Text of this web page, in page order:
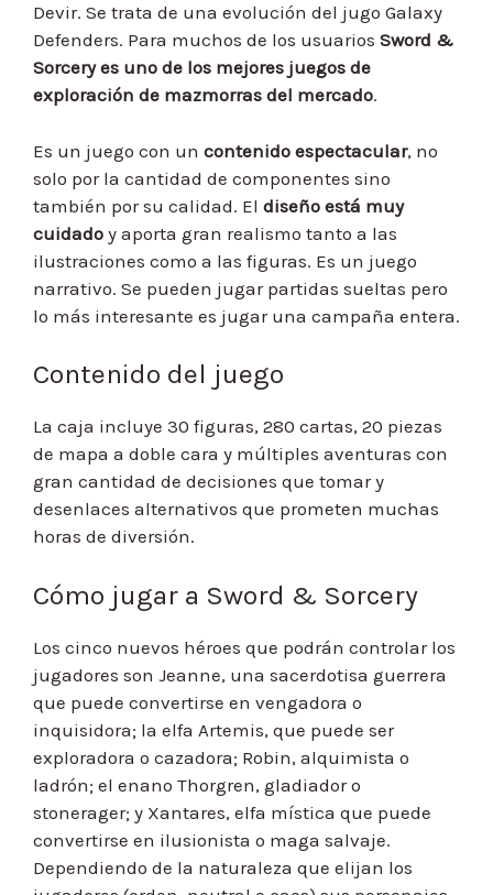
Devir. Se trata de una evolución del jugo Galaxy
Defenders. Para muchos de los usuarios Sword &
Sorcery es uno de los mejores juegos de
exploración de mazmorras del mercado.
Es un juego con un contenido espectacular, no
solo por la cantidad de componentes sino
también por su calidad. El diseño está muy
cuidado y aporta gran realismo tanto a las
ilustraciones como a las figuras. Es un juego
narrativo. Se pueden jugar partidas sueltas pero
lo más interesante es jugar una campaña entera.
Contenido del juego
La caja incluye 30 figuras, 280 cartas, 20 piezas
de mapa a doble cara y múltiples aventuras con
gran cantidad de decisiones que tomar y
desenlaces alternativos que prometen muchas
horas de diversión.
Cómo jugar a Sword & Sorcery
Los cinco nuevos héroes que podrán controlar los
jugadores son Jeanne, una sacerdotisa guerrera
que puede convertirse en vengadora o
inquisidora; la elfa Artemis, que puede ser
exploradora o cazadora; Robin, alquimista o
ladrón; el enano Thorgren, gladiador o
stonerager; y Xantares, elfa mística que puede
convertirse en ilusionista o maga salvaje.
Dependiendo de la naturaleza que elijan los